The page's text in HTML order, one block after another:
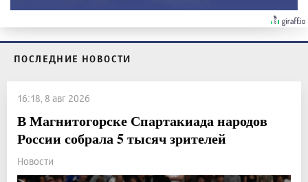
ПОСЛЕДНИЕ НОВОСТИ
16:18, 8 авг 2026
В Магнитогорске Спартакиада народов
России собрала 5 тысяч зрителей
Новости